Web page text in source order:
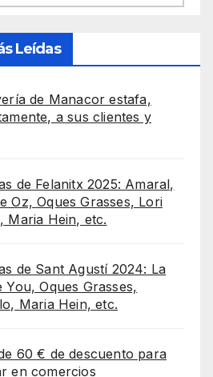
Leídas
de Manacor estafa,
a sus clientes y
de Felanitx 2025: Amaral,
Oz, Oques Grasses, Lori
Maria Hein, etc.
de Sant Agustí 2024: La
You, Oques Grasses,
Maria Hein, etc.
60 € de descuento para
en comercios